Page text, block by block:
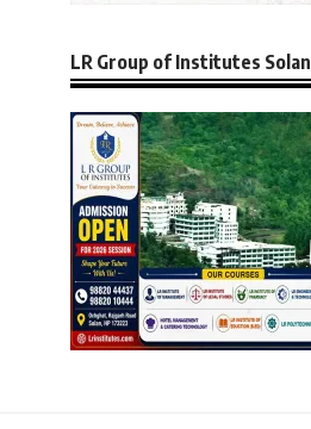
LR Group of Institutes Solan